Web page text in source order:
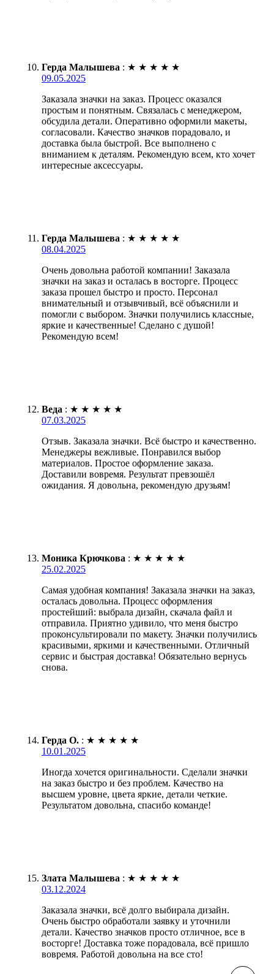
Герда Малышева : ★ ★ ★ ★ ★
09.05.2025
Заказала значки на заказ. Процесс оказался
простым и понятным. Связалась с менеджером,
обсудила детали. Оперативно оформили макеты,
согласовали. Качество значков порадовало, и
доставка была быстрой. Все выполнено с
вниманием к деталям. Рекомендую всем, кто хочет
интересные аксессуары.
Герда Малышева : ★ ★ ★ ★ ★
08.04.2025
Очень довольна работой компании! Заказала
значки на заказ и осталась в восторге. Процесс
заказа прошел быстро и просто. Персонал
внимательный и отзывчивый, всё объяснили и
помогли с выбором. Значки получились классные,
яркие и качественные! Сделано с душой!
Рекомендую всем!
Веда : ★ ★ ★ ★ ★
07.03.2025
Отзыв. Заказала значки. Всё быстро и качественно.
Менеджеры вежливые. Понравился выбор
материалов. Простое оформление заказа.
Доставили вовремя. Результат превзошёл
ожидания. Я довольна, рекомендую друзьям!
Моника Крючкова : ★ ★ ★ ★ ★
25.02.2025
Самая удобная компания! Заказала значки на заказ,
осталась довольна. Процесс оформления
простейший: выбрала дизайн, скачала файл и
отправила. Приятно удивило, что меня быстро
проконсультировали по макету. Значки получились
красивыми, яркими и качественными. Отличный
сервис и быстрая доставка! Обязательно вернусь
снова.
Герда О. : ★ ★ ★ ★ ★
10.01.2025
Иногда хочется оригинальности. Сделали значки
на заказ быстро и без проблем. Качество на
высшем уровне, цвета яркие, детали четкие.
Результатом довольна, спасибо команде!
Злата Малышева : ★ ★ ★ ★ ★
03.12.2024
Заказала значки, всё долго выбирала дизайн.
Очень быстро обработали заявку и уточнили
детали. Качество значков просто отличное, все в
восторге! Доставка тоже порадовала, всё пришло
вовремя. Работой довольна на все сто!